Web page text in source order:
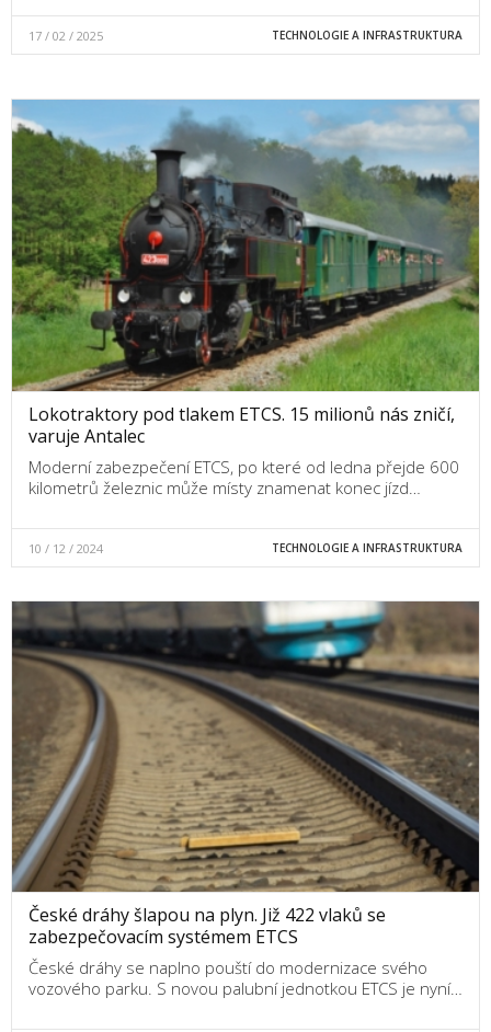
17 / 02 / 2025 TECHNOLOGIE A INFRASTRUKTURA
Lokotraktory pod tlakem ETCS. 15 milionů nás zničí,
varuje Antalec
Moderní zabezpečení ETCS, po které od ledna přejde 600
kilometrů železnic může místy znamenat konec jízd…
10 / 12 / 2024 TECHNOLOGIE A INFRASTRUKTURA
České dráhy šlapou na plyn. Již 422 vlaků se
zabezpečovacím systémem ETCS
České dráhy se naplno pouští do modernizace svého
vozového parku. S novou palubní jednotkou ETCS je nyní…